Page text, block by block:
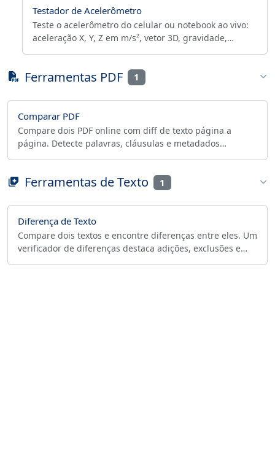
Testador de Acelerômetro
Teste o acelerômetro do celular ou notebook ao vivo:
aceleração X, Y, Z em m/s², vetor 3D, gravidade,
Ferramentas PDF 1
Comparar PDF
Compare dois PDF online com diff de texto página a
página. Detecte palavras, cláusulas e metadados
Ferramentas de Texto 1
Diferença de Texto
Compare dois textos e encontre diferenças entre eles. Um
verificador de diferenças destaca adições, exclusões e